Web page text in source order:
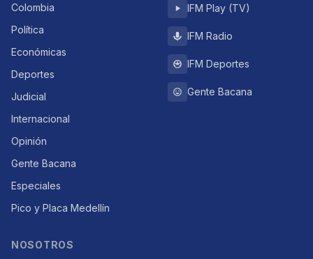
Colombia
Política
Económicas
Deportes
Judicial
Internacional
Opinión
Gente Bacana
Especiales
Pico y Placa Medellín
IFM Play (TV)
IFM Radio
IFM Deportes
Gente Bacana
NOSOTROS